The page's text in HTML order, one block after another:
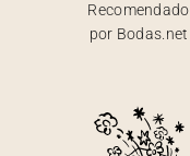
Recomendado
por Bodas.net